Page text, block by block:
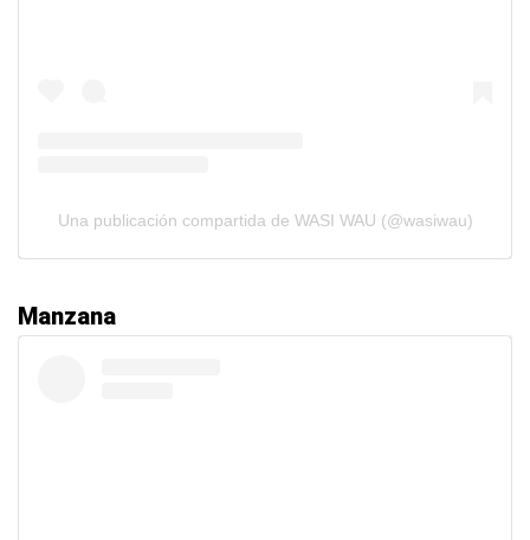
Una publicación compartida de WASI WAU (@wasiwau)
Manzana